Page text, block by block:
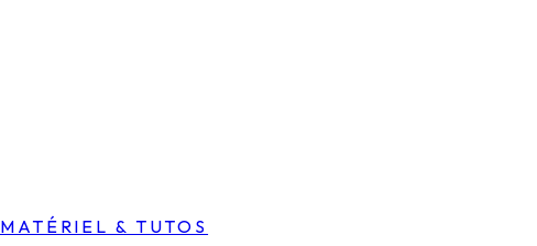
MATÉRIEL & TUTOS